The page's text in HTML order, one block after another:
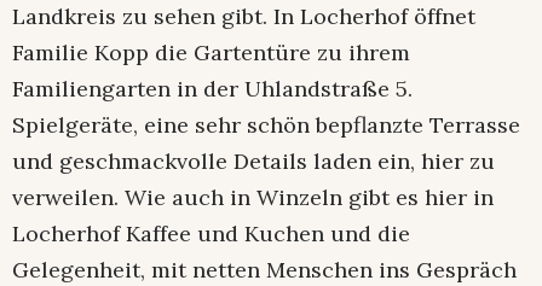
Landkreis zu sehen gibt. In Locherhof öffnet
Familie Kopp die Gartentüre zu ihrem
Familiengarten in der Uhlandstraße 5.
Spielgeräte, eine sehr schön bepflanzte Terrasse
und geschmackvolle Details laden ein, hier zu
verweilen. Wie auch in Winzeln gibt es hier in
Locherhof Kaffee und Kuchen und die
Gelegenheit, mit netten Menschen ins Gespräch